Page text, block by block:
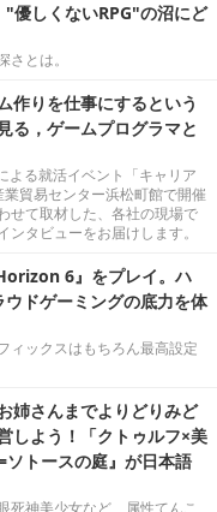
"優しくないRPG"の沼にど
とは。
作りを仕事にするという
る，ゲームプログラマと
る就活イベント「キャリア
貿易センター浜松町館で開催
せて取材した、各社の現場で
タビューをお届けします。
6』をプレイ。ハ
ドゲーミングの底力を体
ィックスはもちろん最高設定
姉さんまでよりどりみど
しよう！「クトゥルフ×美
トースの庭』が日本語
死神美少女など、属性てんこ